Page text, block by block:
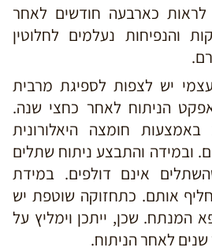
לראות כארבעה חודשים לאחר
והנפיחות נעלמים לחלוטין
יש לצפות לספיגת מרבית
אפקט הניתוח לאחר כחצי שנה.
חומצה היאלורונית
ובמידה והתבצע ניתוח שתלים
אינם דולפים. במידת
אותם. כתחזוקה שוטפת יש
המנתח. שכן, ייתכן וימליץ על
לאחר הניתוח.